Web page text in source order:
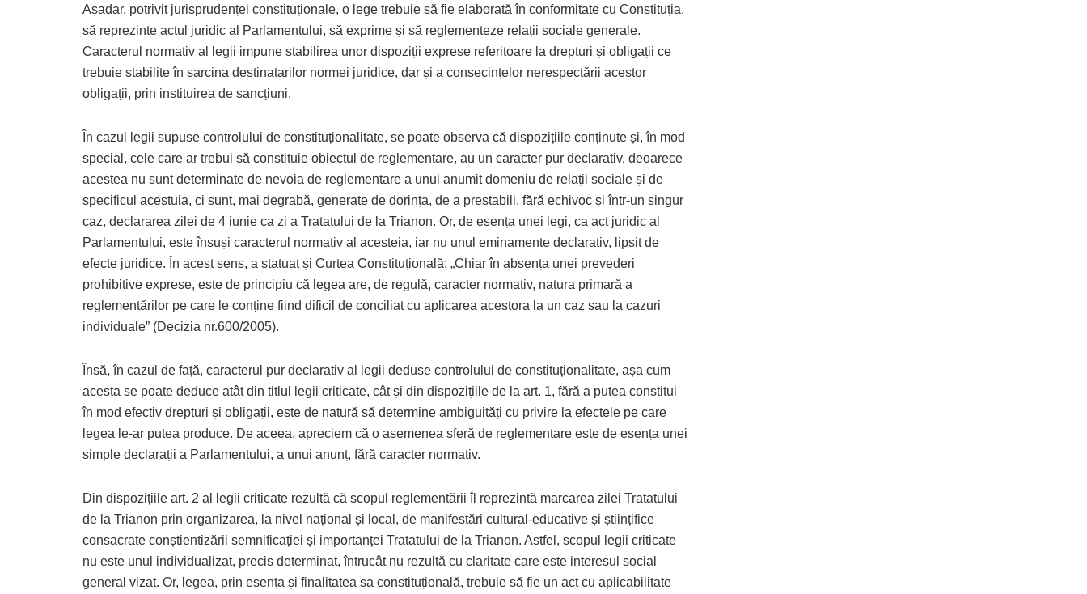
Așadar, potrivit jurisprudenței constituționale, o lege trebuie să fie elaborată în conformitate cu Constituția,
să reprezinte actul juridic al Parlamentului, să exprime și să reglementeze relații sociale generale.
Caracterul normativ al legii impune stabilirea unor dispoziții exprese referitoare la drepturi și obligații ce
trebuie stabilite în sarcina destinatarilor normei juridice, dar și a consecințelor nerespectării acestor
obligații, prin instituirea de sancțiuni.
În cazul legii supuse controlului de constituționalitate, se poate observa că dispozițiile conținute și, în mod
special, cele care ar trebui să constituie obiectul de reglementare, au un caracter pur declarativ, deoarece
acestea nu sunt determinate de nevoia de reglementare a unui anumit domeniu de relații sociale și de
specificul acestuia, ci sunt, mai degrabă, generate de dorința, de a prestabili, fără echivoc și într-un singur
caz, declararea zilei de 4 iunie ca zi a Tratatului de la Trianon. Or, de esența unei legi, ca act juridic al
Parlamentului, este însuși caracterul normativ al acesteia, iar nu unul eminamente declarativ, lipsit de
efecte juridice. În acest sens, a statuat și Curtea Constituțională: „Chiar în absența unei prevederi
prohibitive exprese, este de principiu că legea are, de regulă, caracter normativ, natura primară a
reglementărilor pe care le conține fiind dificil de conciliat cu aplicarea acestora la un caz sau la cazuri
individuale” (Decizia nr.600/2005).
Însă, în cazul de față, caracterul pur declarativ al legii deduse controlului de constituționalitate, așa cum
acesta se poate deduce atât din titlul legii criticate, cât și din dispozițiile de la art. 1, fără a putea constitui
în mod efectiv drepturi și obligații, este de natură să determine ambiguități cu privire la efectele pe care
legea le-ar putea produce. De aceea, apreciem că o asemenea sferă de reglementare este de esența unei
simple declarații a Parlamentului, a unui anunț, fără caracter normativ.
Din dispozițiile art. 2 al legii criticate rezultă că scopul reglementării îl reprezintă marcarea zilei Tratatului
de la Trianon prin organizarea, la nivel național și local, de manifestări cultural-educative și științifice
consacrate conștientizării semnificației și importanței Tratatului de la Trianon. Astfel, scopul legii criticate
nu este unul individualizat, precis determinat, întrucât nu rezultă cu claritate care este interesul social
general vizat. Or, legea, prin esența și finalitatea sa constituțională, trebuie să fie un act cu aplicabilitate